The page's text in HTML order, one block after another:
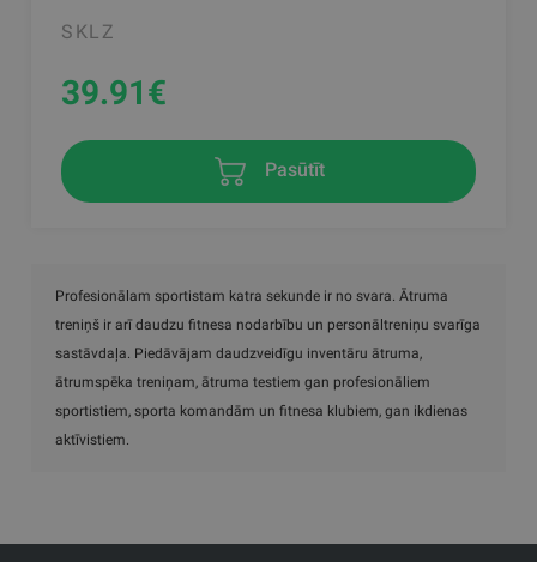
SKLZ
39.91€
Pasūtīt
Profesionālam sportistam katra sekunde ir no svara. Ātruma
treniņš ir arī daudzu fitnesa nodarbību un personāltreniņu svarīga
sastāvdaļa. Piedāvājam daudzveidīgu inventāru ātruma,
ātrumspēka treniņam, ātruma testiem gan profesionāliem
sportistiem, sporta komandām un fitnesa klubiem, gan ikdienas
aktīvistiem.